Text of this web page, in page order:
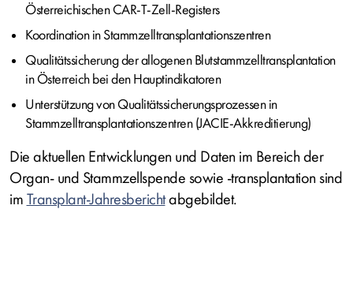
Österreichischen CAR‑T‑Zell‑Registers
Koordination in Stammzelltransplantationszentren
Qualitätssicherung der allogenen Blutstammzelltransplantation
in Österreich bei den Hauptindikatoren
Unterstützung von Qualitätssicherungsprozessen in
Stammzelltransplantationszentren (JACIE‑Akkreditierung)
Die aktuellen Entwicklungen und Daten im Bereich der
Organ- und Stammzellspende sowie -transplantation sind
im Transplant-Jahresberichtabgebildet.